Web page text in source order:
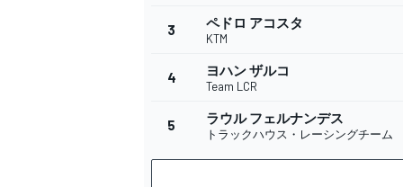
3 ペドロ アコスタ
KTM
4 ヨハン ザルコ
Team LCR
5 ラウル フェルナンデス
トラックハウス・レーシングチーム